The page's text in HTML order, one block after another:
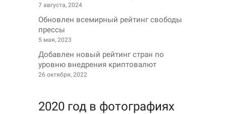
7 августа, 2024
Обновлен всемирный рейтинг свободы
прессы
5 мая, 2023
Добавлен новый рейтинг стран по
уровню внедрения криптовалют
26 октября, 2022
2020 год в фотографиях